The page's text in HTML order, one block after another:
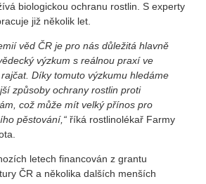
biologickou ochranu rostlin. S experty
již několik let.
věd ČR je pro nás důležitá hlavně
výzkum s reálnou praxí ve
Díky tomuto výzkumu hledáme
způsoby ochrany rostlin proti
což může mít velký přínos pro
pěstování,“ říká rostlinolékař Farmy
letech financován z grantu
ČR a několika dalších menších